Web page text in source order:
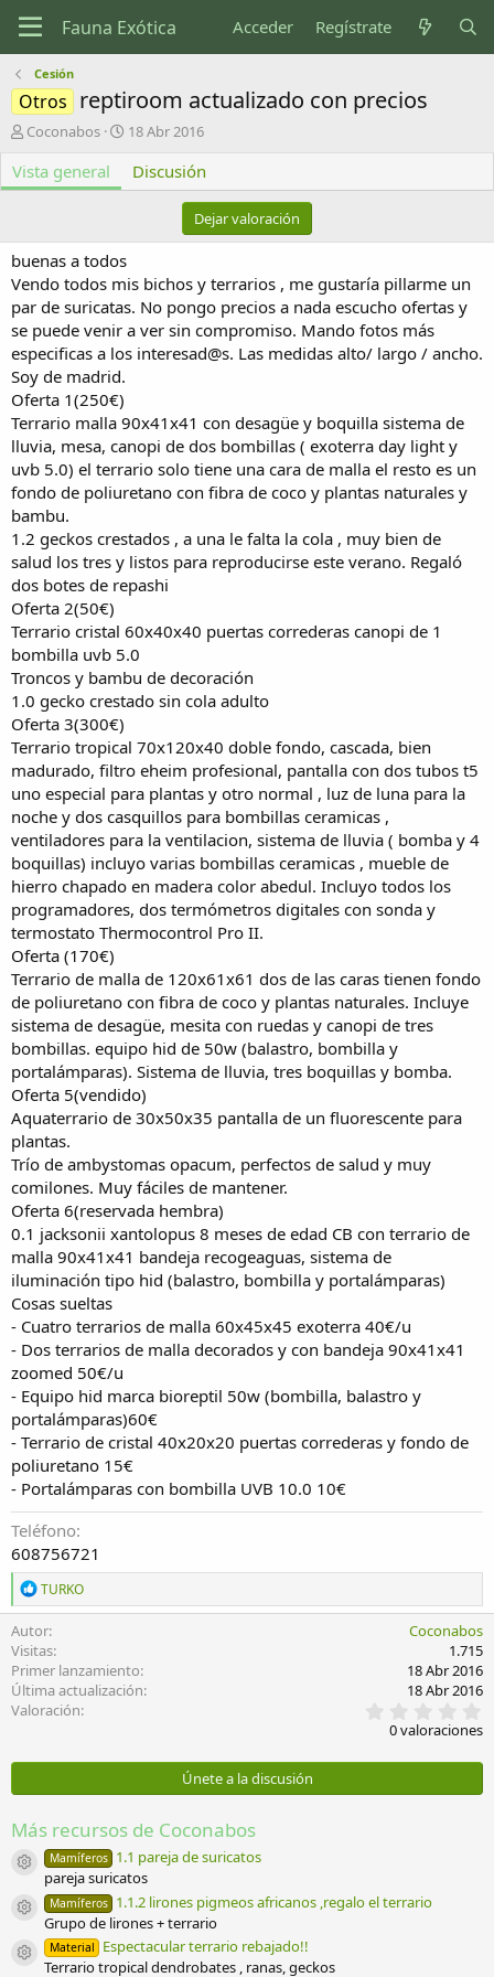
Acceder Regístrate
Cesión
Otros reptiroom actualizado con precios
A
t
o
Coconabos
F
h
r
e
a
c
18 Abr 2016
Vista general Discusión
Dejar valoración
buenas a todos
Vendo todos mis bichos y terrarios , me gustaría pillarme un
par de suricatas. No pongo precios a nada escucho ofertas y
se puede venir a ver sin compromiso. Mando fotos más
especificas a los interesad@s. Las medidas alto/ largo / ancho.
Soy de madrid.
Oferta 1(250€)
Terrario malla 90x41x41 con desagüe y boquilla sistema de
lluvia, mesa, canopi de dos bombillas ( exoterra day light y
uvb 5.0) el terrario solo tiene una cara de malla el resto es un
fondo de poliuretano con fibra de coco y plantas naturales y
bambu.
1.2 geckos crestados , a una le falta la cola , muy bien de
salud los tres y listos para reproducirse este verano. Regaló
dos botes de repashi
Oferta 2(50€)
Terrario cristal 60x40x40 puertas correderas canopi de 1
bombilla uvb 5.0
Troncos y bambu de decoración
1.0 gecko crestado sin cola adulto
Oferta 3(300€)
Terrario tropical 70x120x40 doble fondo, cascada, bien
madurado, filtro eheim profesional, pantalla con dos tubos t5
uno especial para plantas y otro normal , luz de luna para la
noche y dos casquillos para bombillas ceramicas ,
ventiladores para la ventilacion, sistema de lluvia ( bomba y 4
boquillas) incluyo varias bombillas ceramicas , mueble de
hierro chapado en madera color abedul. Incluyo todos los
programadores, dos termómetros digitales con sonda y
termostato Thermocontrol Pro II.
Oferta (170€)
Terrario de malla de 120x61x61 dos de las caras tienen fondo
de poliuretano con fibra de coco y plantas naturales. Incluye
sistema de desagüe, mesita con ruedas y canopi de tres
bombillas. equipo hid de 50w (balastro, bombilla y
portalámparas). Sistema de lluvia, tres boquillas y bomba.
Oferta 5(vendido)
Aquaterrario de 30x50x35 pantalla de un fluorescente para
plantas.
Trío de ambystomas opacum, perfectos de salud y muy
comilones. Muy fáciles de mantener.
Oferta 6(reservada hembra)
0.1 jacksonii xantolopus 8 meses de edad CB con terrario de
malla 90x41x41 bandeja recogeaguas, sistema de
iluminación tipo hid (balastro, bombilla y portalámparas)
Cosas sueltas
- Cuatro terrarios de malla 60x45x45 exoterra 40€/u
- Dos terrarios de malla decorados y con bandeja 90x41x41
zoomed 50€/u
- Equipo hid marca bioreptil 50w (bombilla, balastro y
portalámparas)60€
- Terrario de cristal 40x20x20 puertas correderas y fondo de
poliuretano 15€
- Portalámparas con bombilla UVB 10.0 10€
Teléfono
608756721
R
e
c
c
i
o
n
:
TURKO
Autor
Coconabos
Visitas
1.715
Primer lanzamiento
18 Abr 2016
Última actualización
18 Abr 2016
Valoración
,
0
s
0 valoraciones
Únete a la discusión
Más recursos de Coconabos
Icono del recurso
Mamíferos 1.1 pareja de suricatos
pareja suricatos
Icono del recurso
Mamíferos 1.1.2 lirones pigmeos africanos ,regalo el terrario
Grupo de lirones + terrario
Icono del recurso
Material
Espectacular terrario rebajado!!
Terrario tropical dendrobates , ranas, geckos